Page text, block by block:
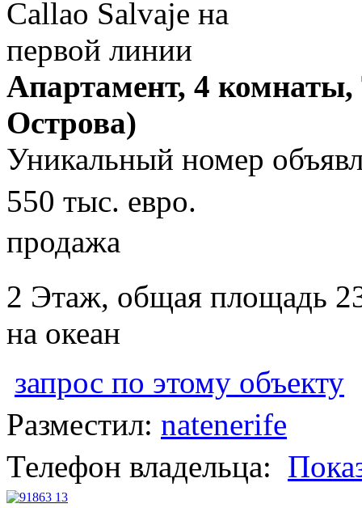
Апартамент, 4
Острова)
Уникальный номер
550 тыс. евро.
продажа
2 Этаж, общая площадь
на океан
запрос по этому объекту
Разместил: natenerife
Телефон владельца: